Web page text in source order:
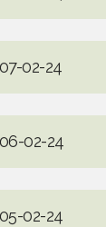
02-24
02-24
02-24